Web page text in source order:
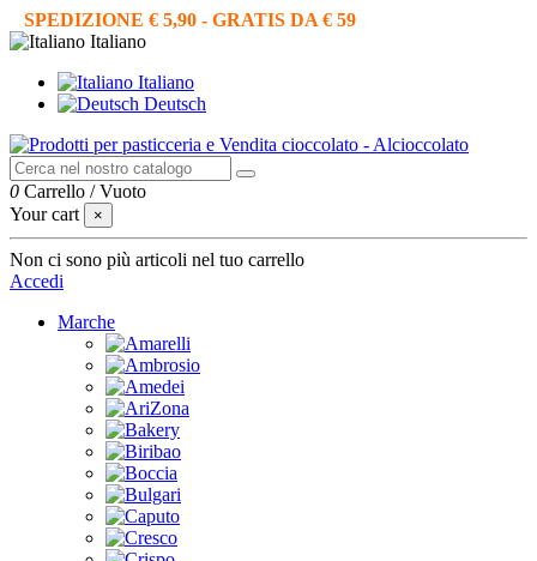
SPEDIZIONE € 5,90 - GRATIS DA € 59
Italiano
Italiano
Deutsch
0 Carrello /Vuoto
Your cart
×
Non ci sono più articoli nel tuo carrello
Accedi
Marche